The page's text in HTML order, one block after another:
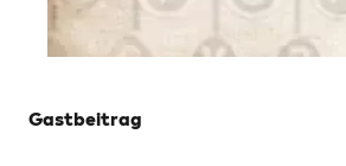
Gastbeitrag